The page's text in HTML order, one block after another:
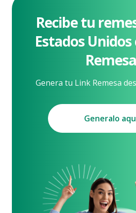
Recibe tu
EstadosUnidos
Remesa
Genera tu Link Remesa
Generalo